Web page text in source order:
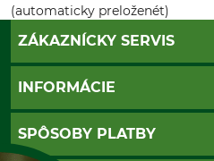
(automaticky preloženét)
ZÁKAZNÍCKY SERVIS
Kontakt
Newsletter
Nastavenia súborov cookie
INFORMÁCIE
Povinné údaje
Obchodné podmienky
SPÔSOBY PLATBY